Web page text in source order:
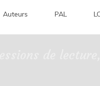
Auteurs PAL